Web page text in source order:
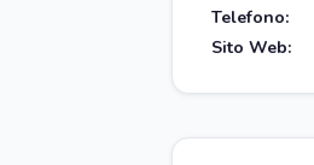
Telefono:
Sito Web: